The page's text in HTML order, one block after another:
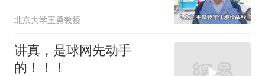
北京大学王勇教授
讲真，是球网先动手
的！！！